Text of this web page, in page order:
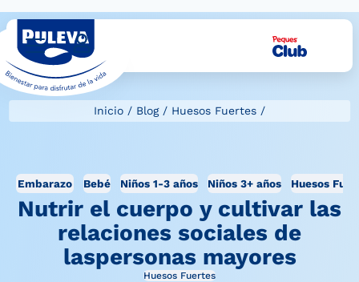
Inicio / Blog/ Huesos Fuertes /
Embarazo Bebé Niños 1-3 años Niños 3+ años Huesos
Nutrir el cuerpo y cultivar las
relaciones sociales de
laspersonas mayores
Huesos Fuertes